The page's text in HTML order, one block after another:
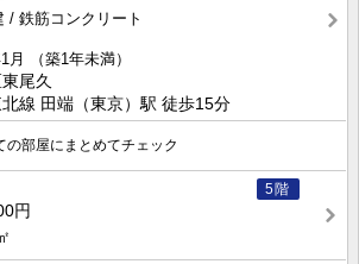
鉄筋コンクリート
月
（築1年未満）
尾久
線 田端（東京）駅 徒歩15分
の部屋にまとめてチェック
5階
円